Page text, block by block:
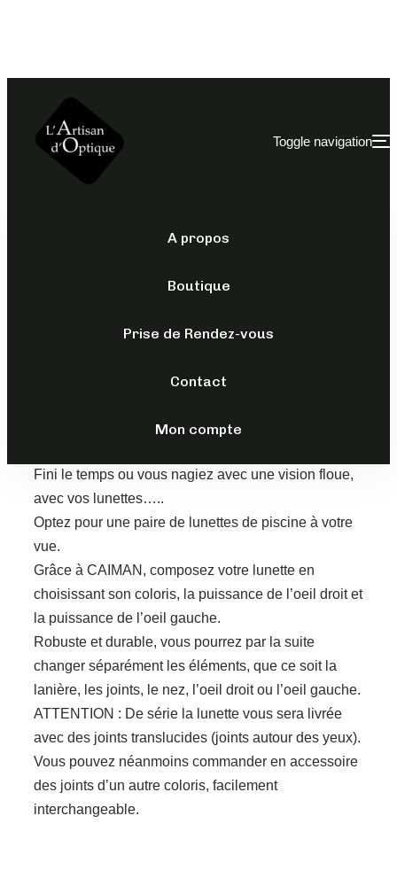
Toggle navigation
A propos
Boutique
Prise de Rendez-vous
Contact
Mon compte
FAIBLE MYOPIE
Fini le temps ou vous nagiez avec une vision floue,
avec vos lunettes…..
Optez pour une paire de lunettes de piscine à votre
vue.
Grâce à CAIMAN, composez votre lunette en
choisissant son coloris, la puissance de l’oeil droit et
la puissance de l’oeil gauche.
Robuste et durable, vous pourrez par la suite
changer séparément les éléments, que ce soit la
lanière, les joints, le nez, l’oeil droit ou l’oeil gauche.
ATTENTION : De série la lunette vous sera livrée
avec des joints translucides (joints autour des yeux).
Vous pouvez néanmoins commander en accessoire
des joints d’un autre coloris, facilement
interchangeable.